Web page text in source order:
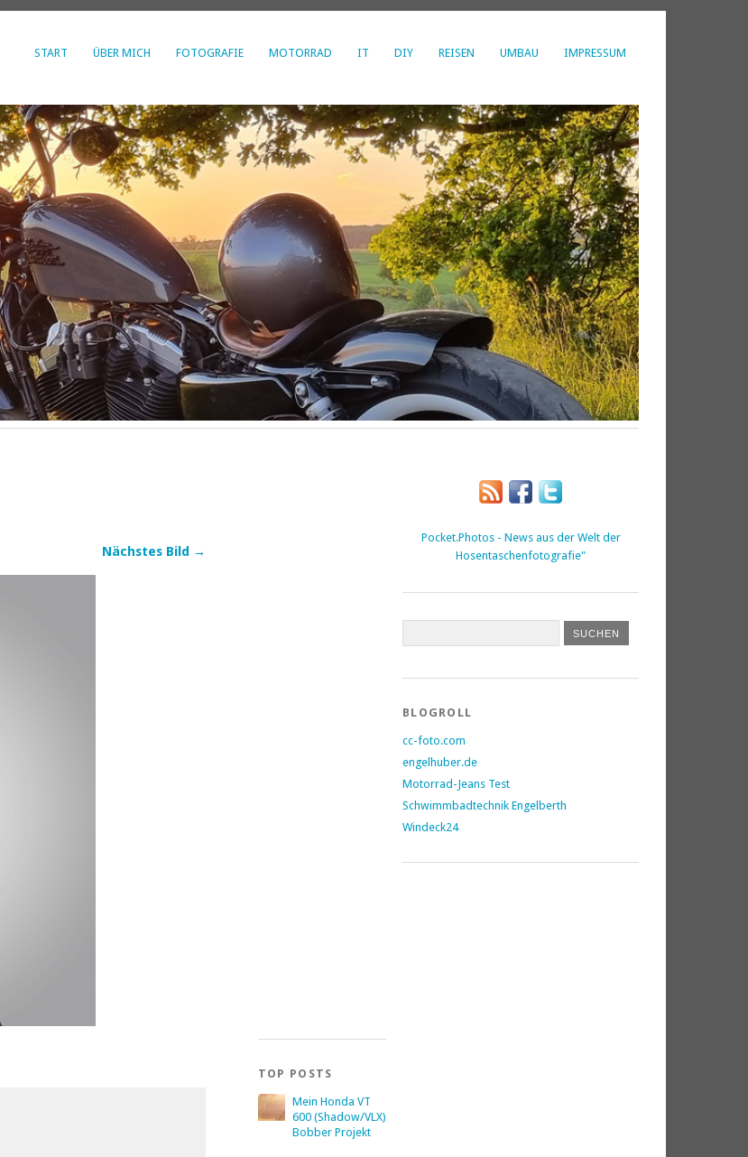
START ÜBER MICH FOTOGRAFIE MOTORRAD IT DIY REISEN UMBAU IMPRESSUM
Nächstes Bild →
TOP POSTS
Mein Honda VT
600 (Shadow/VLX)
Bobber Projekt
Pocket.Photos - News aus der Welt der
Hosentaschenfotografie"
BLOGROLL
cc-foto.com
engelhuber.de
Motorrad-Jeans Test
Schwimmbadtechnik Engelberth
Windeck24